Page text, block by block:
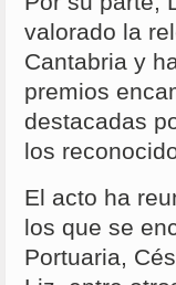
valorado la
Cantabria y
premios
destacadas
los
El acto ha
los que se
Portuaria,